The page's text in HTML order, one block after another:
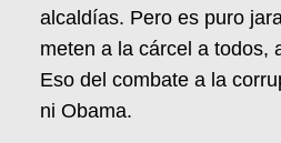
alcaldías. Pero es puro
meten a la cárcel a todos,
Eso del combate a la
ni Obama.